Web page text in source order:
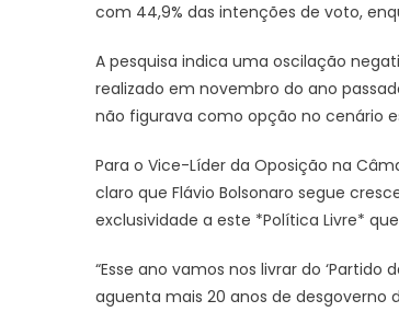
com 44,9% das intenções de voto,
A pesquisa indica uma oscilação
realizado em novembro do ano
não figurava como opção no cenário
Para o Vice-Líder da Oposição na
claro que Flávio Bolsonaro segue
exclusividade a este *Política Livre*
“Esse ano vamos nos livrar do
aguenta mais 20 anos de desgoverno